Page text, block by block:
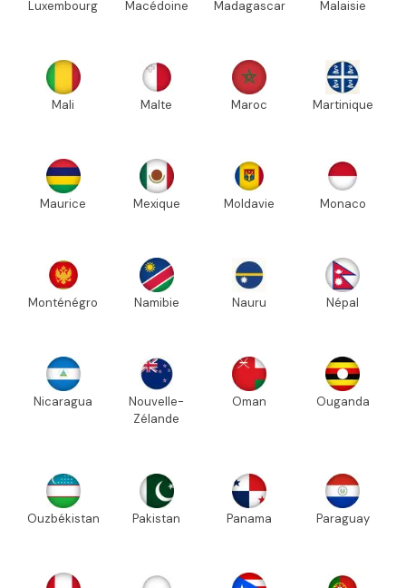
Luxembourg Macédoine Madagascar Malaisie
Mali Malte Maroc Martinique
Maurice Mexique Moldavie Monaco
Monténégro Namibie Nauru Népal
Nicaragua
Nouvelle-
Zélande
Oman Ouganda
Ouzbékistan Pakistan Panama Paraguay